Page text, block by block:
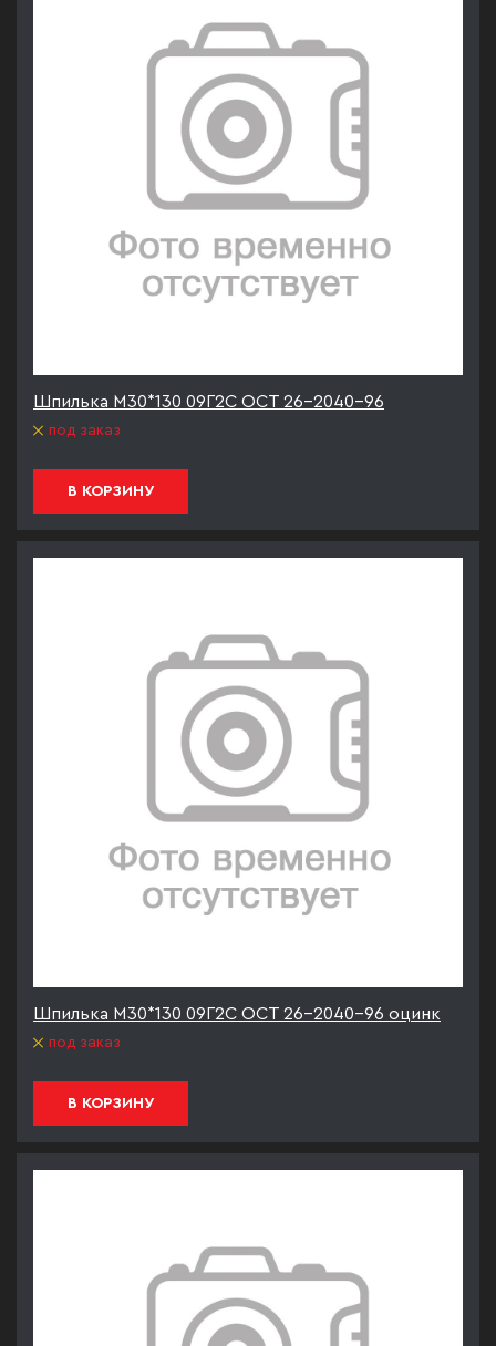
Шпилька М30*130 09Г2С ОСТ 26-2040-96
под заказ
В КОРЗИНУ
Шпилька М30*130 09Г2С ОСТ 26-2040-96 оцинк
под заказ
В КОРЗИНУ